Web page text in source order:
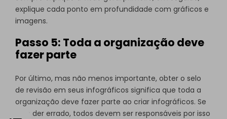
explique cada ponto em profundidade com gráficos e
imagens.
Passo 5: Toda a organização deve
fazer parte
Por último, mas não menos importante, obter o selo
de revisão em seus infográficos significa que toda a
organização deve fazer parte ao criar infográficos. Se
algo der errado, todos devem ser responsáveis por isso